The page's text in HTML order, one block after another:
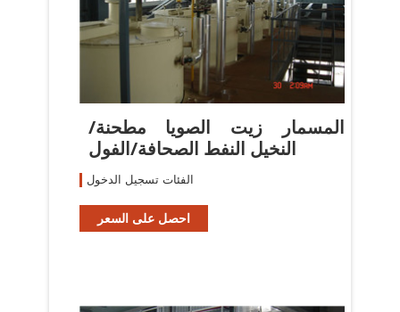
المسمار زيت الصويا مطحنة/
النخيل النفط الصحافة/الفول
الفئات تسجيل الدخول
احصل على السعر